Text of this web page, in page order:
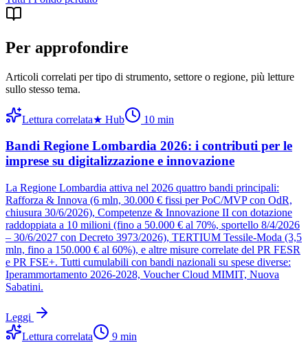
Per approfondire
Articoli correlati per tipo di strumento, settore o regione, più letture
sullo stesso tema.
Lettura correlata★ Hub 10 min
Bandi Regione Lombardia 2026: i contributi per le
imprese su digitalizzazione e innovazione
La Regione Lombardia attiva nel 2026 quattro bandi principali:
Rafforza & Innova (6 mln, 30.000 € fissi per PoC/MVP con OdR,
chiusura 30/6/2026), Competenze & Innovazione II con dotazione
raddoppiata a 10 milioni (fino a 50.000 € al 70%, sportello 8/4/2026
– 30/6/2027 con Decreto 3973/2026), TERTIUM Tessile-Moda (3,5
mln, fino a 150.000 € al 60%), e altre misure correlate del PR FESR
e PR FSE+. Tutti cumulabili con bandi nazionali su spese diverse:
Iperammortamento 2026-2028, Voucher Cloud MIMIT, Nuova
Sabatini.
Leggi
Lettura correlata
9 min